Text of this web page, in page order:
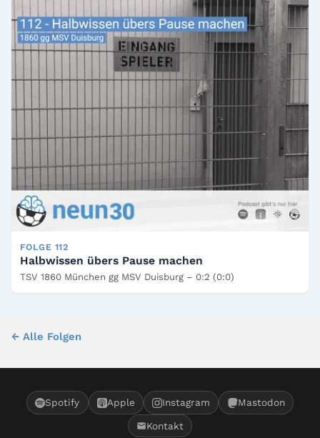
FOLGE 112
Halbwissen übers Pause machen
TSV 1860 München gg MSV Duisburg – 0:2 (0:0)
← Alle Folgen
Spotify Apple Instagram Mastodon
Kontakt